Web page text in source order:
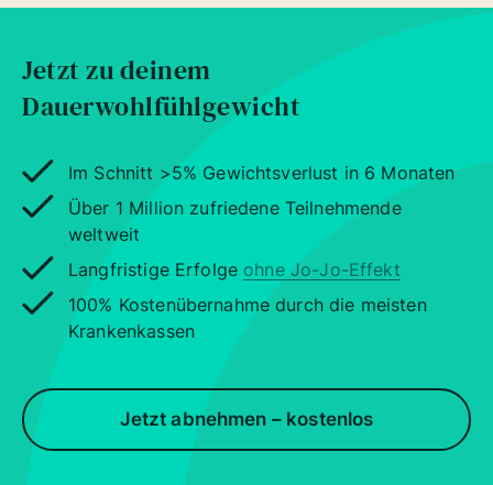
Jetzt zu deinem
Dauerwohlfühlgewicht
Im Schnitt >5% Gewichtsverlust in 6 Monaten
Über 1 Million zufriedene Teilnehmende
weltweit
Langfristige Erfolge ohne Jo-Jo-Effekt
100% Kostenübernahme durch die meisten
Krankenkassen
Jetzt abnehmen – kostenlos